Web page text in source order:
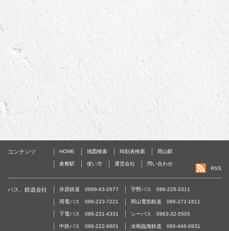
コンテンツ HOME 地図検索 時刻表検索 岡山駅
倉敷駅 使い方 運営会社
問い合わせ
RSS
バス、鉄道会社 井原鉄道 0866-63-2677 宇野バス 086-225-3311
岡電バス 086-223-7221 岡山電気軌道 086-272-1811
下電バス 086-231-4331 シーバス 0863-32-5505
中鉄バス 086-222-6601 水島臨海鉄道 086-446-0931